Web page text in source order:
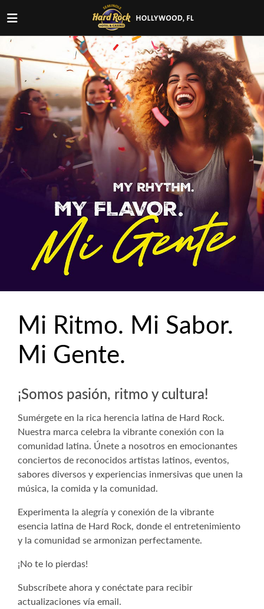
Mi Ritmo. Mi Sabor.
Mi Gente.
¡Somos pasión, ritmo y cultura!
Sumérgete en la rica herencia latina de Hard Rock.
Nuestra marca celebra la vibrante conexión con la
comunidad latina. Únete a nosotros en emocionantes
conciertos de reconocidos artistas latinos, eventos,
sabores diversos y experiencias inmersivas que unen la
música, la comida y la comunidad.
Experimenta la alegría y conexión de la vibrante
esencia latina de Hard Rock, donde el entretenimiento
y la comunidad se armonizan perfectamente.
¡No te lo pierdas!
Subscríbete ahora y conéctate para recibir
actualizaciones vía email.